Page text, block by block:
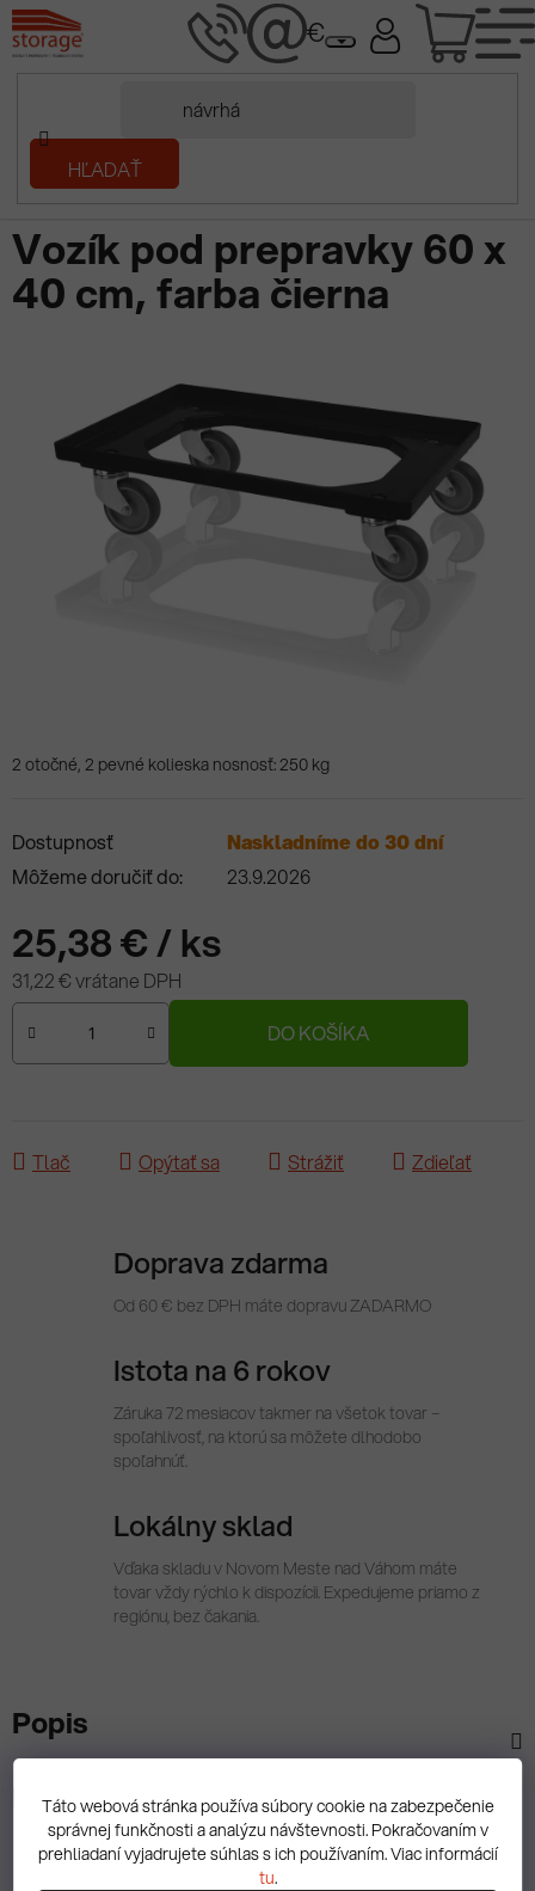
Táto webová stránka používa súbory cookie na zabezpečenie
správnej funkčnosti a analýzu návštevnosti. Pokračovaním v
prehliadaní vyjadrujete súhlas s ich používaním. Viac informácií
tu.
Prejsť
na
obsah
HĽADAŤ
Domov
Plastové prepravky
60 x 40 cm, farba čierna
2 otočné, 2 pevné kolieska nosnosť: 250 kg
Dostupnosť
Naskladníme do 30 dní
Môžeme doručiť do:
23.9.2026
25,38 €/ ks
31,22 € vrátane DPH
DO KOŠÍKA
Tlač Opýtať sa Strážiť Zdieľať
Vozík pod prepravky 60 x
40 cm, farba čierna
Doprava zdarma
Od 60 € bez DPH máte dopravu ZADARMO
Istota na 6 rokov
Záruka 72 mesiacov takmer na všetok tovar –
spoľahlivosť, na ktorú sa môžete dlhodobo
spoľahnúť.
Lokálny sklad
Vďaka skladu v Novom Meste nad Váhom máte
tovar vždy rýchlo k dispozícii. Expedujeme priamo z
regiónu, bez čakania.
Popis
Diskusia